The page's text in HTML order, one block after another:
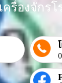
รื่องจักรโ